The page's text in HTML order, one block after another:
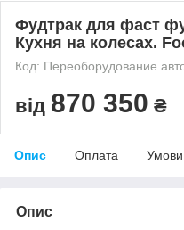
Фудтрак для фаст
Кухня на колесах.
Код: Переоборудование
від 870 350 ₴
Опис Оплата
Опис